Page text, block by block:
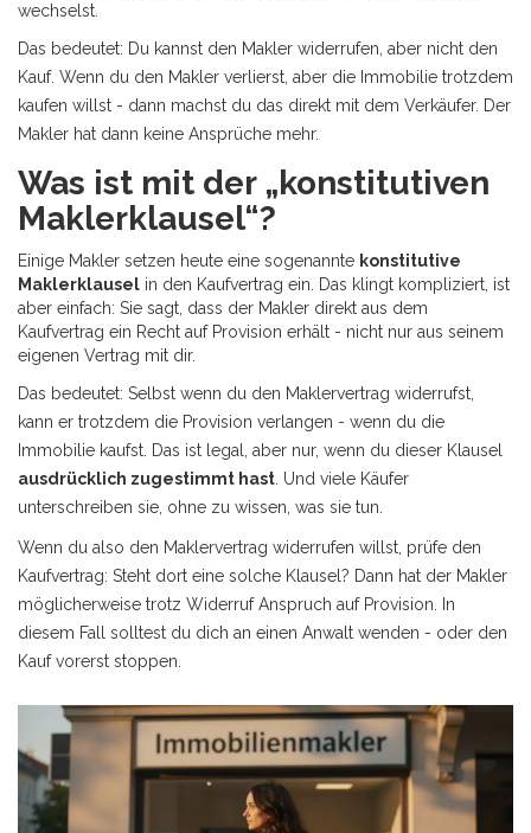
wechselst.
Das bedeutet: Du kannst den Makler widerrufen, aber nicht den
Kauf. Wenn du den Makler verlierst, aber die Immobilie trotzdem
kaufen willst - dann machst du das direkt mit dem Verkäufer. Der
Makler hat dann keine Ansprüche mehr.
Was ist mit der „konstitutiven
Maklerklausel“?
Einige Makler setzen heute eine sogenannte konstitutive
Maklerklausel in den Kaufvertrag ein. Das klingt kompliziert, ist
aber einfach: Sie sagt, dass der Makler direkt aus dem
Kaufvertrag ein Recht auf Provision erhält - nicht nur aus seinem
eigenen Vertrag mit dir.
Das bedeutet: Selbst wenn du den Maklervertrag widerrufst,
kann er trotzdem die Provision verlangen - wenn du die
Immobilie kaufst. Das ist legal, aber nur, wenn du dieser Klausel
ausdrücklich zugestimmt hast . Und viele Käufer
unterschreiben sie, ohne zu wissen, was sie tun.
Wenn du also den Maklervertrag widerrufen willst, prüfe den
Kaufvertrag: Steht dort eine solche Klausel? Dann hat der Makler
möglicherweise trotz Widerruf Anspruch auf Provision. In
diesem Fall solltest du dich an einen Anwalt wenden - oder den
Kauf vorerst stoppen.